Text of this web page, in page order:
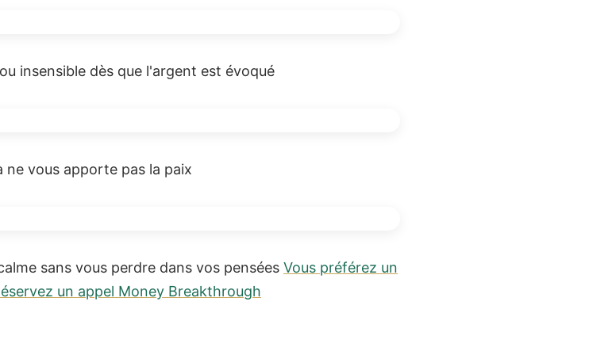
insensible dès que l'argent est évoqué
ne vous apporte pas la paix
sans vous perdre dans vos pensées Vous préférez un
un appel Money Breakthrough